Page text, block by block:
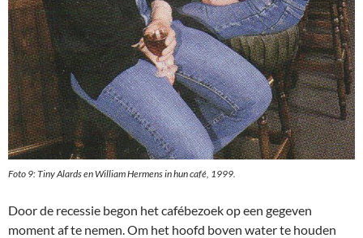
Foto 9: Tiny Alards en William Hermens in hun café, 1999.
Door de recessie begon het cafébezoek op een gegeven
moment af te nemen. Om het hoofd boven water te houden